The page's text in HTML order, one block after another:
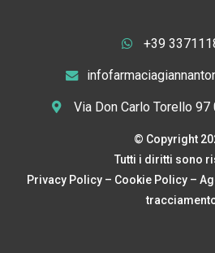
+39
Via Don Carlo Torello 97
© Copyright
Tutti i diritti sono
Privacy Policy – Cookie Policy –